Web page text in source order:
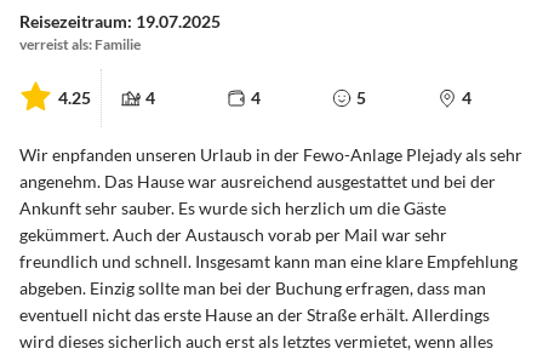
Reisezeitraum: 19.07.2025
verreist als: Familie
4.25 4 4 5 4
Wir enpfanden unseren Urlaub in der Fewo-Anlage Plejady als sehr
angenehm. Das Hause war ausreichend ausgestattet und bei der
Ankunft sehr sauber. Es wurde sich herzlich um die Gäste
gekümmert. Auch der Austausch vorab per Mail war sehr
freundlich und schnell. Insgesamt kann man eine klare Empfehlung
abgeben. Einzig sollte man bei der Buchung erfragen, dass man
eventuell nicht das erste Hause an der Straße erhält. Allerdings
wird dieses sicherlich auch erst als letztes vermietet, wenn alles